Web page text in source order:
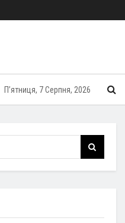
П’ятниця, 7 Серпня, 2026